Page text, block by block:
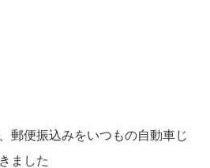
郵便振込みをいつもの自動車じ
ました